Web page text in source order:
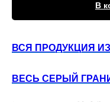
В
ВСЯ ПРОДУКЦИЯ
ВЕСЬ СЕРЫЙ